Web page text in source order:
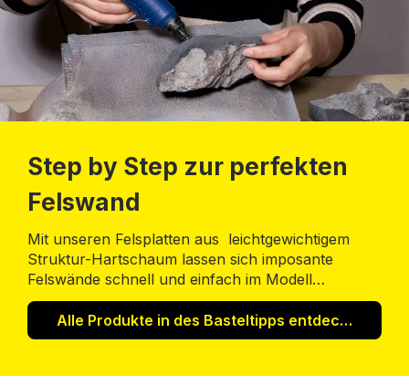
Step by Step zur perfekten
Felswand
Mit unseren Felsplatten aus leichtgewichtigem
Struktur-Hartschaum lassen sich imposante
Felswände schnell und einfach im Modell
zaubern.
Alle Produkte in des Basteltipps entdecken!